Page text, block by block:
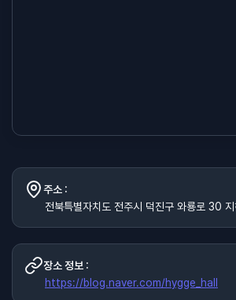
주소 :
전북특별자치도 전주시 덕진구 와룡로 30 지
장소 정보 :
https://blog.naver.com/hygge_hall